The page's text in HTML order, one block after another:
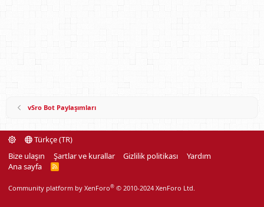
vSro Bot Paylaşımları
Türkçe (TR)
Bize ulaşın
Şartlar ve kurallar Gizlilik politikası
Yardım
Ana sayfa
R
Community platform by XenForo® © 2010-2024 XenForo Ltd.